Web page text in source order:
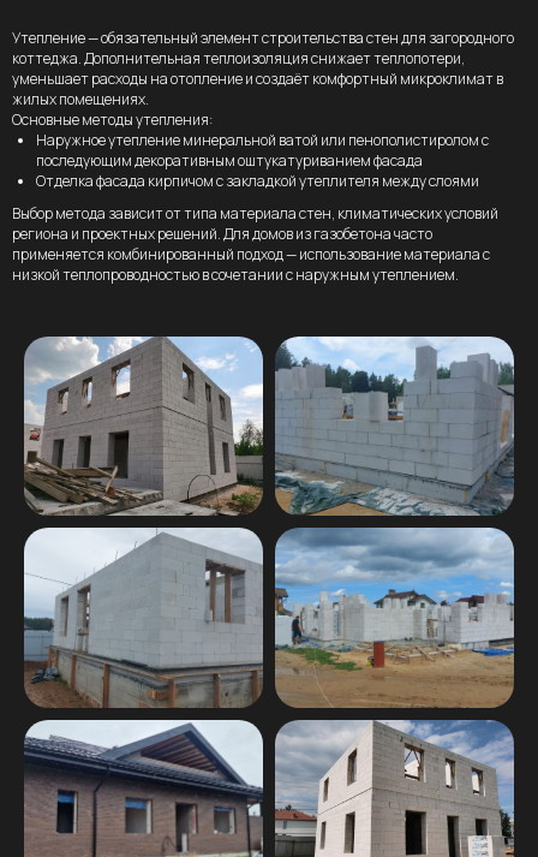
Утепление — обязательный элемент строительства стен для загородного
коттеджа. Дополнительная теплоизоляция снижает теплопотери,
уменьшает расходы на отопление и создаёт комфортный микроклимат в
жилых помещениях.
Основные методы утепления:
Наружное утепление минеральной ватой или пенополистиролом с
последующим декоративным оштукатуриванием фасада
Отделка фасада кирпичом с закладкой утеплителя между слоями
Выбор метода зависит от типа материала стен, климатических условий
региона и проектных решений. Для домов из газобетона часто
применяется комбинированный подход — использование материала с
низкой теплопроводностью в сочетании с наружным утеплением.
Спроектируем
и построим
идеальный дом
с учётом всех
ваших пожеланий
проект, чтобы учесть все особенности
Оставьте заявку на подробный расчет
стоимости и сроков строительства.
С вами свяжется наш инженер-
архитектор
+7
Узнать стоимость
Нажимая на кнопку «Узнать стоимость»,
вы соглашаетесь
на обработку
персональных данных